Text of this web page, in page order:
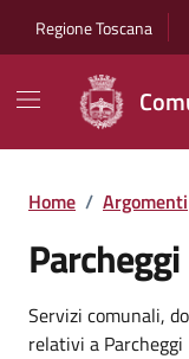
Regione Toscana
Home / Argomenti
Parcheggi
Dettagli
Servizi comunali,
relativi a Parcheggi